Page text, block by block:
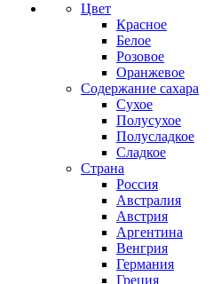
Цвет
Красное
Белое
Розовое
Оранжевое
Содержание сахара
Сухое
Полусухое
Полусладкое
Сладкое
Страна
Россия
Австралия
Австрия
Аргентина
Венгрия
Германия
Греция